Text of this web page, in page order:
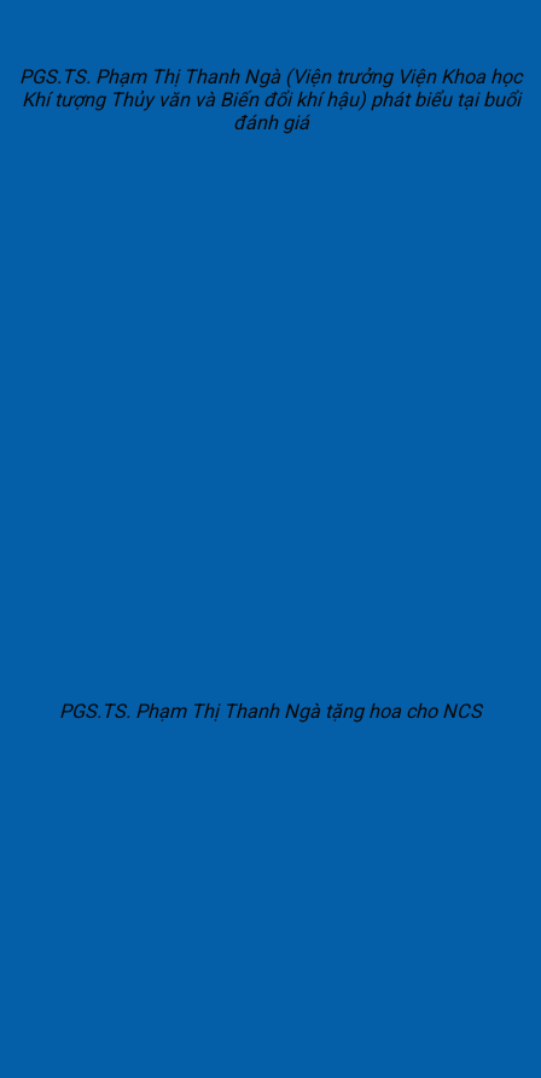
PGS.TS. Phạm Thị Thanh Ngà (Viện trưởng Viện Khoa học
Khí tượng Thủy văn và Biến đổi khí hậu) phát biểu tại buổi
đánh giá
PGS.TS. Phạm Thị Thanh Ngà tặng hoa cho NCS